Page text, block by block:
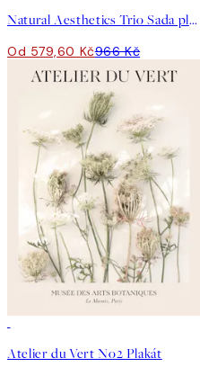
Natural Aesthetics Trio Sada plakátů
Od 579,60 Kč966 Kč
Atelier du Vert No2 Plakát